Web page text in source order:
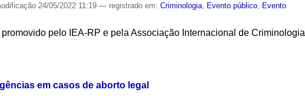
24/05/2022 11:19— registrado em:Criminologia Evento público
Evento
pelo IEA-RP e pela Associação Internacional de Criminologia
em casos de aborto legal